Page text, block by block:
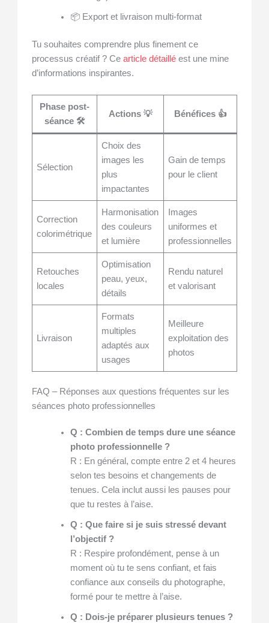
📦 Export et livraison multi-format
Tu souhaites comprendre plus finement ce
processus créatif ? Cearticle détaillé est une mine
d’informations inspirantes.
Phase post-
séance 🛠️
Actions 💡 Bénéfices 👍
Sélection
Choix des
images les
plus
impactantes
Gain de temps
pour le client
Correction
colorimétrique
Harmonisation
des couleurs
et lumière
Images
uniformes et
professionnelles
Retouches
locales
Optimisation
peau, yeux,
détails
Rendu naturel
et valorisant
Livraison
Formats
multiples
adaptés aux
usages
Meilleure
exploitation des
photos
FAQ – Réponses aux questions fréquentes sur les
séances photo professionnelles
Q : Combien de temps dure une séance
photo professionnelle ?
R : En général, compte entre 2 et 4 heures
selon tes besoins et changements de
tenues. Cela inclut aussi les pauses pour
que tu restes à l’aise.
Q : Que faire si je suis stressé devant
l’objectif ?
R : Respire profondément, pense à un
moment où tu te sens confiant, et fais
confiance aux conseils du photographe,
formé pour te mettre à l’aise.
Q : Dois-je préparer plusieurs tenues ?